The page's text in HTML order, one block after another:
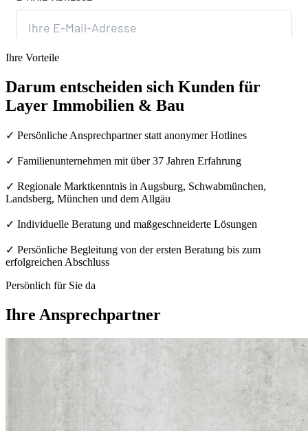
Ihre Vorteile
Darum entscheiden sich Kunden für
Layer Immobilien & Bau
✓ Persönliche Ansprechpartner statt anonymer Hotlines
✓ Familienunternehmen mit über 37 Jahren Erfahrung
✓ Regionale Marktkenntnis in Augsburg, Schwabmünchen,
Landsberg, München und dem Allgäu
✓ Individuelle Beratung und maßgeschneiderte Lösungen
✓ Persönliche Begleitung von der ersten Beratung bis zum
erfolgreichen Abschluss
Persönlich für Sie da
Ihre Ansprechpartner